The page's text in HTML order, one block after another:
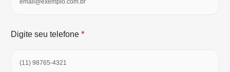
Digite seu telefone *